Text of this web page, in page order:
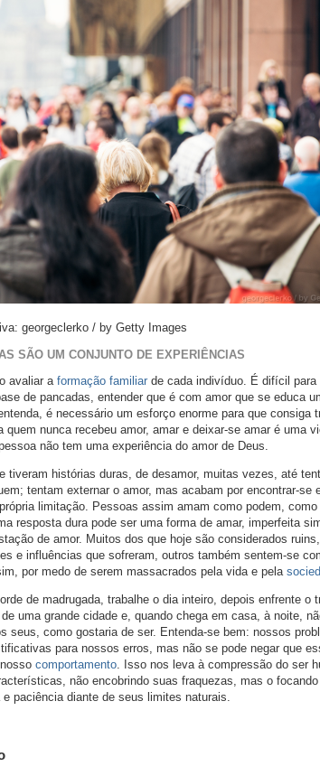
georgeclerko / by Getty Images
SÃO UM CONJUNTO DE EXPERIÊNCIAS
avaliar aformação familiar de cada indivíduo. É difícil para
de pancadas, entender que é com amor que se educa
é necessário um esforço enorme para que consiga
quem nunca recebeu amor, amar e deixar-se amar é uma
não tem uma experiência do amor de Deus.
tiveram histórias duras, de desamor, muitas vezes, até
tentam externar o amor, mas acabam por encontrar-se
limitação. Pessoas assim amam como podem,
resposta dura pode ser uma forma de amar, imperfeita
de amor. Muitos dos que hoje são considerados
e influências que sofreram, outros também sentem-se
por medo de serem massacrados pela vida e pela
de madrugada, trabalhe o dia inteiro, depois enfrente o
uma grande cidade e, quando chega em casa, à noite,
seus, como gostaria de ser. Entenda-se bem: nossos
para nossos erros, mas não se pode negar que
comportamento. Isso nos leva à compressão do ser
não encobrindo suas fraquezas, mas o
e paciência diante de seus limites naturais.